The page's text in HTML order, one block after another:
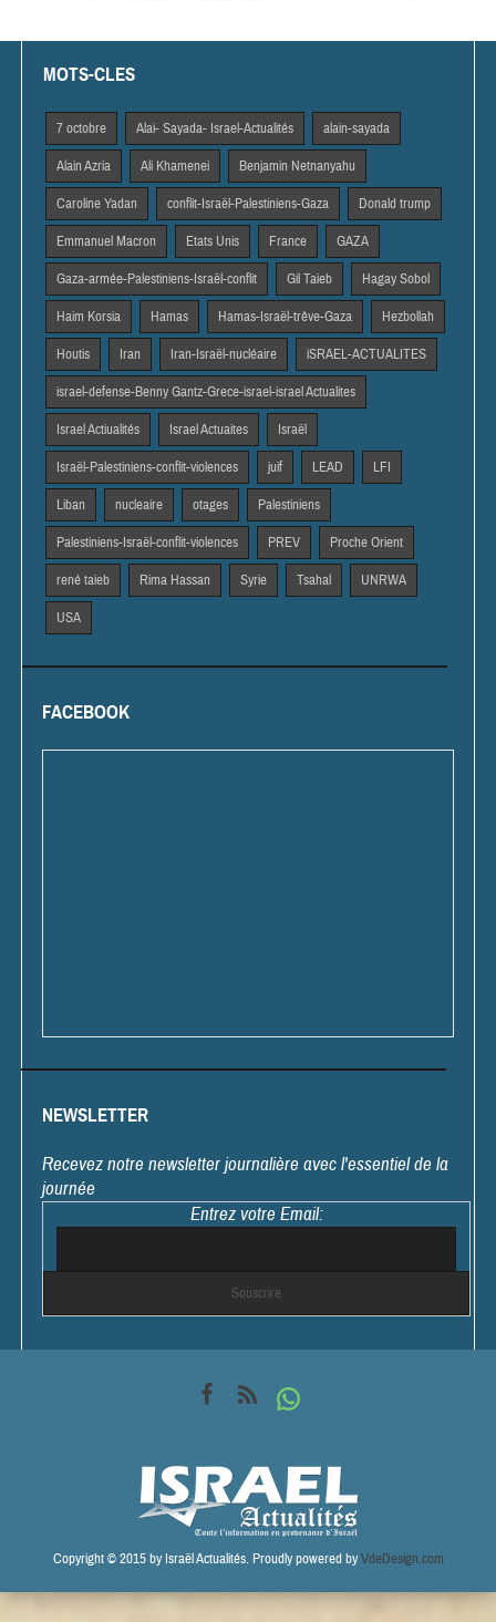
MOTS-CLES
7 octobre Alai- Sayada- Israel-Actualités alain-sayada
Alain Azria Ali Khamenei Benjamin Netnanyahu
Caroline Yadan conflit-Israël-Palestiniens-Gaza Donald trump
Emmanuel Macron Etats Unis France GAZA
Gaza-armée-Palestiniens-Israël-conflit Gil Taieb Hagay Sobol
Haim Korsia Hamas Hamas-Israël-trêve-Gaza Hezbollah
Houtis Iran Iran-Israël-nucléaire iSRAEL-ACTUALITES
israel-defense-Benny Gantz-Grece-israel-israel Actualites
Israel Actiualités Israel Actuaites Israël
Israël-Palestiniens-conflit-violences juif LEAD LFI
Liban nucleaire otages Palestiniens
Palestiniens-Israël-conflit-violences PREV Proche Orient
rené taieb Rima Hassan Syrie Tsahal UNRWA
USA
FACEBOOK
NEWSLETTER
Recevez notre newsletter journalière avec l'essentiel de la
journée
Entrez votre Email:
Copyright © 2015 by Israël Actualités. Proudly powered byVdeDesign.com